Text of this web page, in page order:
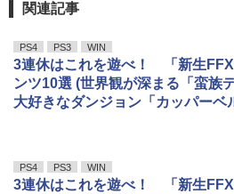
関連記事
PS4 PS3 WIN
3連休はこれを遊べ！ 「新生
ンツ10選 (世界観が深まる「蛮族
大好きなダンジョン「カッパーベ
PS4 PS3 WIN
3連休はこれを遊べ！ 「新生